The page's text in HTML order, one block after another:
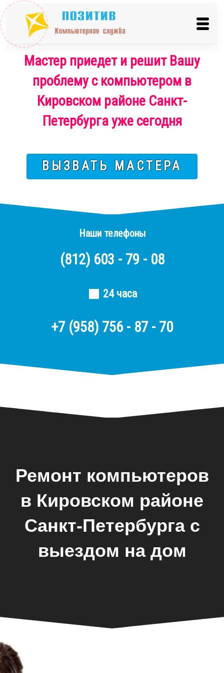
Мастер приедет и решит Вашу
проблему с компьютером в
Кировском районе Санкт-
Петербурга уже сегодня
ВЫЗВАТЬ МАСТЕРА
Наши телефоны
(812) 603 - 79 - 08
24 часа
+7 (958) 756 - 87 - 70
Ремонт компьютеров
в Кировском районе
Санкт-Петербурга с
выездом на дом